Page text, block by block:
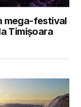
mega-festival
Timișoara